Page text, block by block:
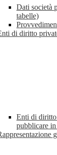
Dati società
tabelle)
di diritto
Enti di
pubblicare